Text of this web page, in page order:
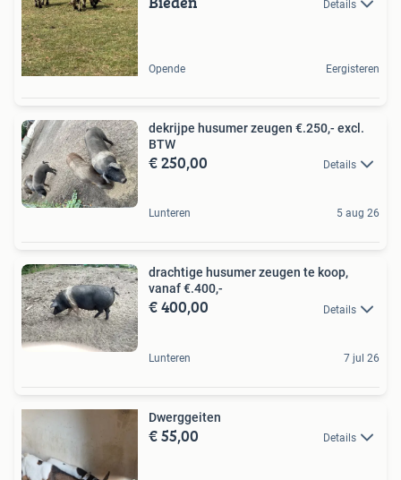
Details
Opende Eergisteren
dekrijpe husumer zeugen €.250,- excl.
BTW
€ 250,00 Details
Lunteren 5 aug 26
drachtige husumer zeugen te koop,
vanaf €.400,-
€ 400,00 Details
Lunteren 7 jul 26
Dwerggeiten
€ 55,00 Details